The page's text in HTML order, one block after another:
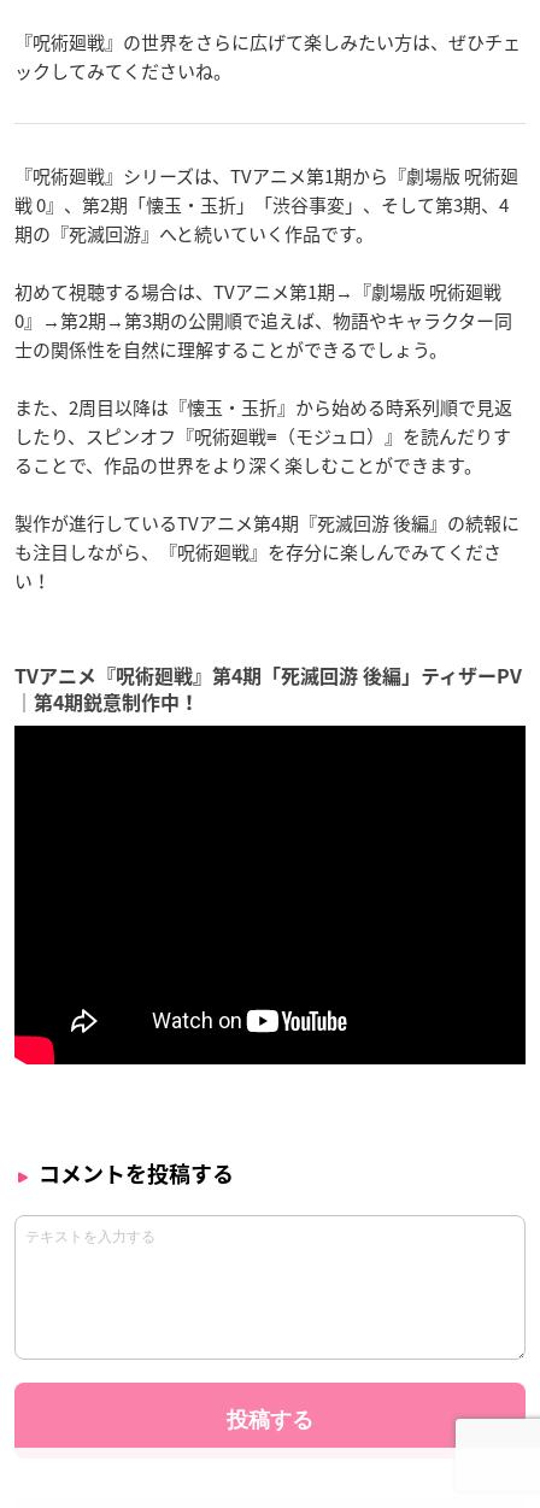
『呪術廻戦』の世界をさらに広げて楽しみたい方は、ぜひチェ
ックしてみてくださいね。
『呪術廻戦』シリーズは、TVアニメ第1期から『劇場版 呪術廻
戦 0』、第2期「懐玉・玉折」「渋谷事変」、そして第3期、4
期の『死滅回游』へと続いていく作品です。
初めて視聴する場合は、TVアニメ第1期→『劇場版 呪術廻戦
0』→第2期→第3期の公開順で追えば、物語やキャラクター同
士の関係性を自然に理解することができるでしょう。
また、2周目以降は『懐玉・玉折』から始める時系列順で見返
したり、スピンオフ『呪術廻戦≡（モジュロ）』を読んだりす
ることで、作品の世界をより深く楽しむことができます。
製作が進行しているTVアニメ第4期『死滅回游 後編』の続報に
も注目しながら、『呪術廻戦』を存分に楽しんでみてくださ
い！
TVアニメ『呪術廻戦』第4期「死滅回游 後編」ティザーPV
｜第4期鋭意制作中！
コメントを投稿する